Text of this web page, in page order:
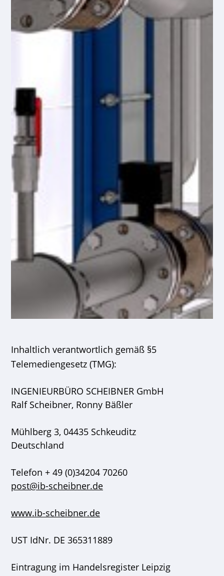
Inhaltlich verantwortlich gemäß §5
Telemediengesetz (TMG):
INGENIEURBÜRO SCHEIBNER GmbH
Ralf Scheibner, Ronny Bäßler
Mühlberg 3, 04435 Schkeuditz
Deutschland
Telefon + 49 (0)34204 70260
post@ib-scheibner.de
www.ib-scheibner.de
UST IdNr. DE 365311889
Eintragung im Handelsregister Leipzig